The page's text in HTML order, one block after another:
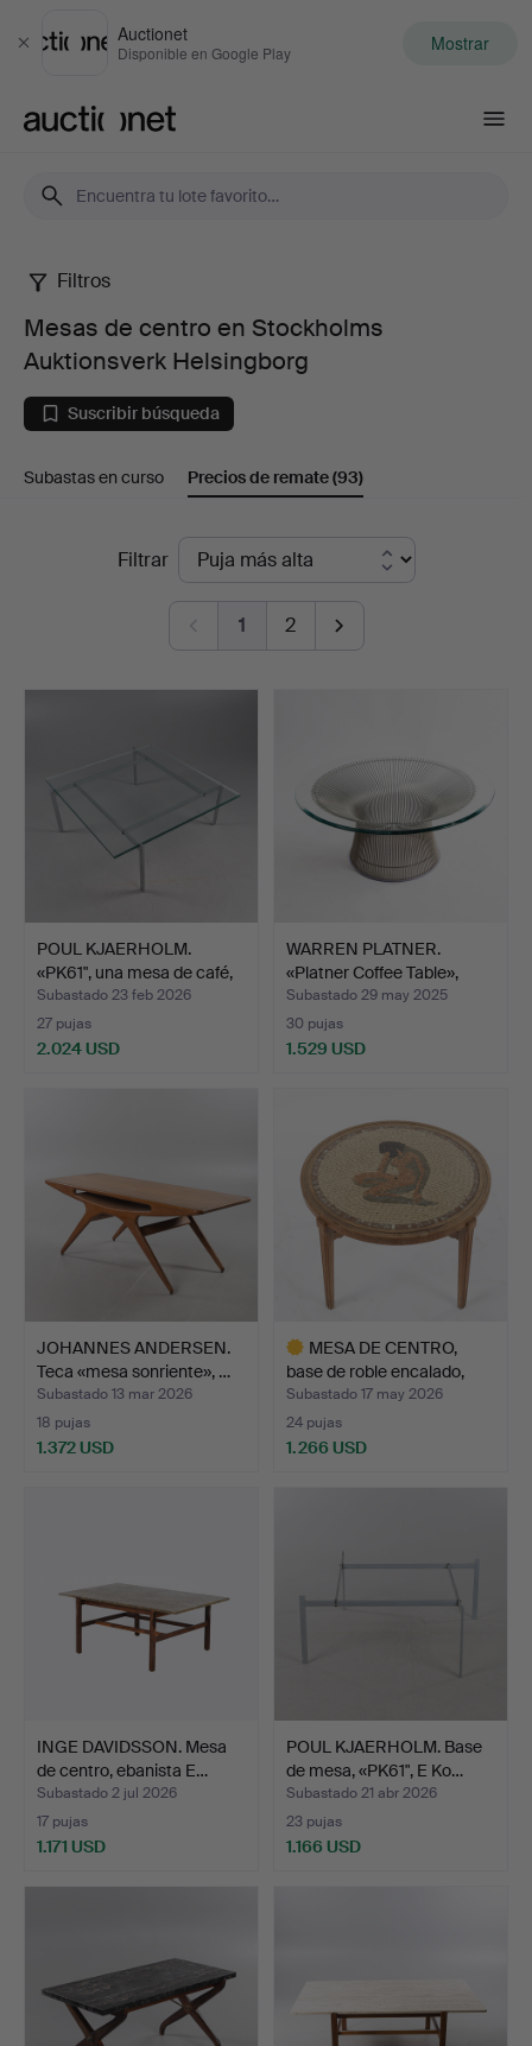
Cerrar
Auctionet
Disponible en Google Play Mostrar
Mesas
de
centro
en
Auktionsverk
Helsingborg
Filtros
Mesas de centro en Stockholms
Auktionsverk Helsingborg
Suscribir búsqueda
Subastas en curso Precios de remate(93)
Filtrar
1 2
POUL KJAERHOLM.
«PK61", una mesa de café,
…
Subastado 23 feb 2026
27 pujas
2.024 USD
WARREN PLATNER.
«Platner Coffee Table»,
me…
Subastado 29 may 2025
30 pujas
1.529 USD
JOHANNES ANDERSEN.
Teca «mesa sonriente», …
Subastado 13 mar 2026
18 pujas
1.372 USD
MESA DE CENTRO,
base de roble encalado,
so…
Subastado 17 may 2026
24 pujas
1.266 USD
INGE DAVIDSSON. Mesa
de centro, ebanista E…
Subastado 2 jul 2026
17 pujas
1.171 USD
POUL KJAERHOLM. Base
de mesa, «PK61", E Ko…
Subastado 21 abr 2026
23 pujas
1.166 USD